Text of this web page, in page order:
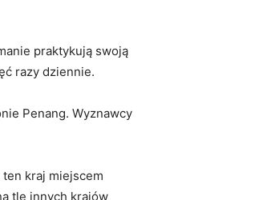
praktykują swoją
razy⁣ dziennie.
Penang. Wyznawcy
kraj miejscem‌
⁣tle innych krajów